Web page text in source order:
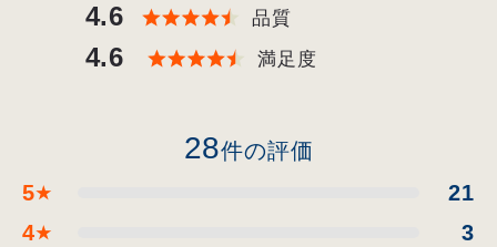
4.6 品質
4.6 満足度
28件の評価
5★
21
4★
3